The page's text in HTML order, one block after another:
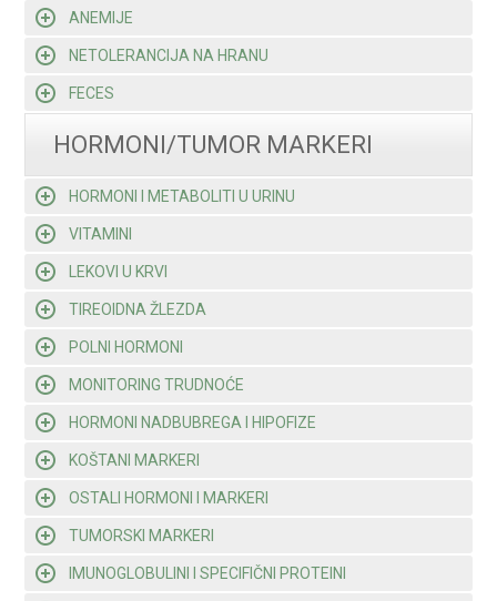
ANEMIJE
NETOLERANCIJA NA HRANU
FECES
HORMONI/TUMOR MARKERI
HORMONI I METABOLITI U URINU
VITAMINI
LEKOVI U KRVI
TIREOIDNA ŽLEZDA
POLNI HORMONI
MONITORING TRUDNOĆE
HORMONI NADBUBREGA I HIPOFIZE
KOŠTANI MARKERI
OSTALI HORMONI I MARKERI
TUMORSKI MARKERI
IMUNOGLOBULINI I SPECIFIČNI PROTEINI